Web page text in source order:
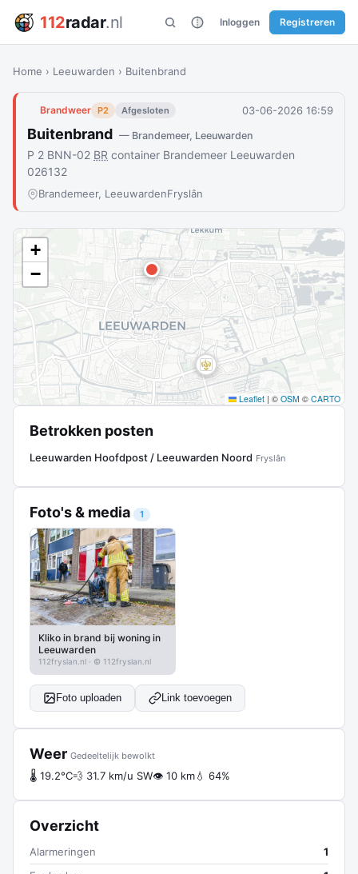
112radar.nl Inloggen Registreren
Home › Leeuwarden › Buitenbrand
Brandweer P2 Afgesloten 03-06-2026 16:59
Buitenbrand — Brandemeer, Leeuwarden
P 2 BNN-02 BR container Brandemeer Leeuwarden
026132
Brandemeer, LeeuwardenFryslân
+
−
Leaflet | © OSM © CARTO
Betrokken posten
Leeuwarden Hoofdpost / Leeuwarden Noord Fryslân
Foto's & media 1
Kliko in brand bij woning in
Leeuwarden
112fryslan.nl · © 112fryslan.nl
Foto uploaden Link toevoegen
Weer Gedeeltelijk bewolkt
🌡 19.2°C💨 31.7 km/u SW👁 10 km💧 64%
Overzicht
Alarmeringen
1